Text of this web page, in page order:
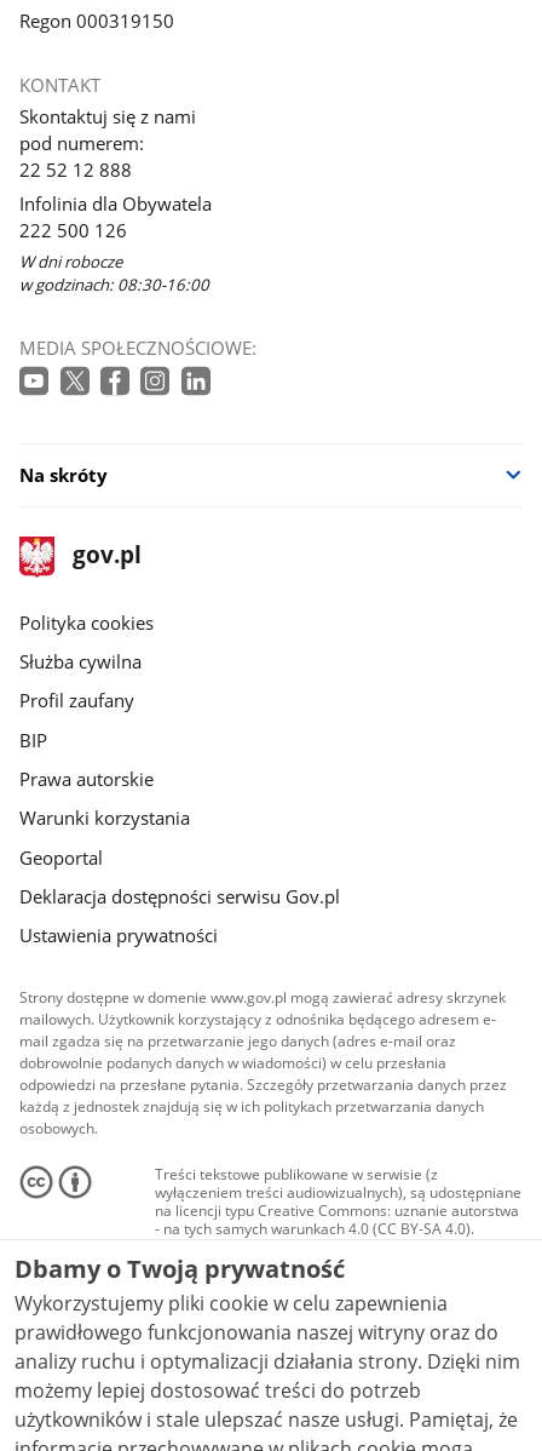
Regon 000319150
KONTAKT
Skontaktuj się z nami
pod numerem:
22 52 12 888
Infolinia dla Obywatela
222 500 126
W dni robocze
w godzinach: 08:30-16:00
MEDIA SPOŁECZNOŚCIOWE:
Na skróty
stopka
gov.pl
Strona
gov.pl
gov.pl
Polityka cookies
Służba cywilna
Profil zaufany
BIP
Prawa autorskie
Warunki korzystania
Geoportal
Deklaracja dostępności serwisu Gov.pl
Ustawienia prywatności
Strony dostępne w domenie www.gov.pl mogą zawierać adresy skrzynek
mailowych. Użytkownik korzystający z odnośnika będącego adresem e-
mail zgadza się na przetwarzanie jego danych (adres e-mail oraz
dobrowolnie podanych danych w wiadomości) w celu przesłania
odpowiedzi na przesłane pytania. Szczegóły przetwarzania danych przez
każdą z jednostek znajdują się w ich politykach przetwarzania danych
osobowych.
Treści tekstowe publikowane w serwisie (z
wyłączeniem treści audiowizualnych), są udostępniane
na licencji typu Creative Commons: uznanie autorstwa
- na tych samych warunkach 4.0 (CC BY-SA 4.0).
Materiały audiowizualne, w tym zdjęcia, materiały
audio i wideo, są udostępniane na licencji typu
Creative Commons: uznanie autorstwa użycie
niekomercyjne - bez utworów zależnych 4.0 (CC BY-
NC-ND 4.0), o ile nie jest to stwierdzone inaczej.
Dbamy o Twoją prywatność
Wykorzystujemy pliki cookie w celu zapewnienia
prawidłowego funkcjonowania naszej witryny oraz do
analizy ruchu i optymalizacji działania strony. Dzięki nim
możemy lepiej dostosować treści do potrzeb
użytkowników i stale ulepszać nasze usługi. Pamiętaj, że